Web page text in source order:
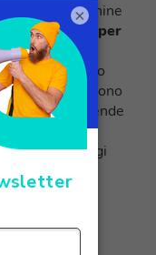
sul machine
potentissimi per
l’efficienza
del cliente o
modelli possono
aiutare le aziende
i passaggi
i processi
×